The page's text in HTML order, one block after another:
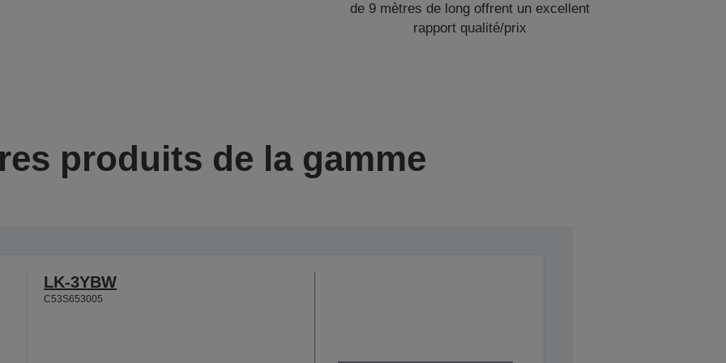
de 9 mètres de long offrent un excellent
rapport qualité/prix
produits de la gamme
LK-3YBW
C53S653005